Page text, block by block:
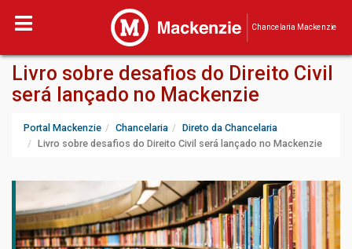
Chancelaria Mackenzie
Livro sobre desafios do Direito Civil
será lançado no Mackenzie
Portal Mackenzie Chancelaria
Direto da Chancelaria
Livro sobre desafios do Direito Civil será lançado no Mackenzie